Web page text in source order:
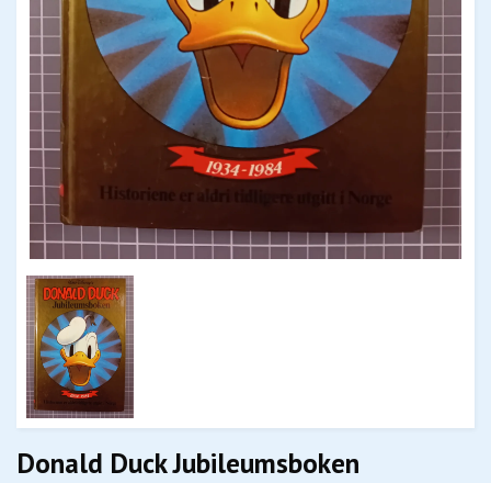
Donald Duck Jubileumsboken